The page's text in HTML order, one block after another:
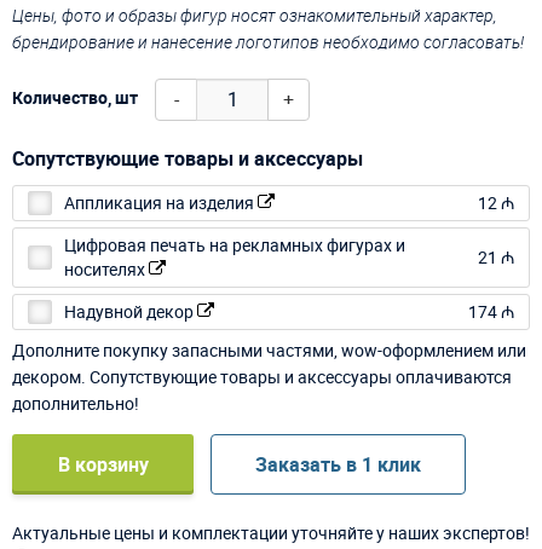
Цены, фото и образы фигур носят ознакомительный характер,
брендирование и нанесение логотипов необходимо согласовать!
Количество, шт - +
Сопутствующие товары и аксессуары
Аппликация на изделия
12 ₼
Цифровая печать на рекламных фигурах и
носителях
21 ₼
Надувной декор
174 ₼
Дополните покупку запасными частями, wow-оформлением или
декором. Сопутствующие товары и аксессуары оплачиваются
дополнительно!
В корзину Заказать в 1 клик
Актуальные цены и комплектации уточняйте у наших экспертов!